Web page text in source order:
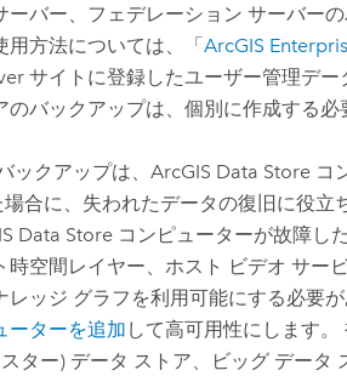
ーバー、フェデレーション サーバー
用方法については、「ArcGIS
サイトに登録したユーザー管理デー
のバックアップは、個別に作成する必
ックアップは、 ArcGIS Data Storeコ
合に、失われたデータの復旧に役立
Data Storeコンピューターが故障し
時空間レイヤー、ホスト ビデオ サー
レッジ グラフを利用可能にする必要
ーターを追加 して高可用性にします
ター) データ ストア、ビッグ データ